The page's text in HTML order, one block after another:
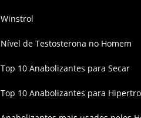
Winstrol
Nível de Testosterona no Homem
Top 10 Anabolizantes para Secar
Top 10 Anabolizantes para